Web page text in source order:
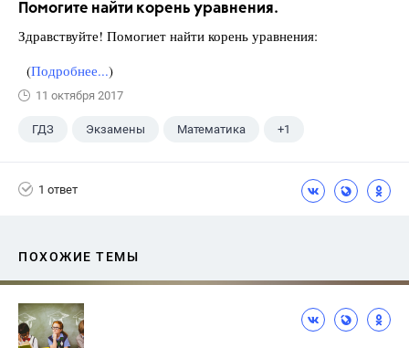
Помогите найти корень уравнения.
Здравствуйте! Помогиет найти корень уравнения:
(Подробнее...)
11 октября 2017
ГДЗ Экзамены Математика +1
1 ответ
ПОХОЖИЕ ТЕМЫ